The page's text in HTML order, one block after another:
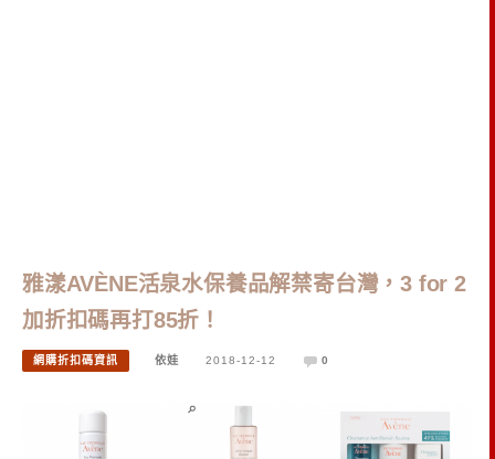
雅漾AVÈNE活泉水保養品解禁寄台灣，3 for 2
加折扣碼再打85折！
網購折扣碼資訊 依娃 2018-12-12 0